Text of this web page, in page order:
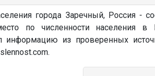
города Заречный, Россия -
по численности населения в
информацию из проверенных